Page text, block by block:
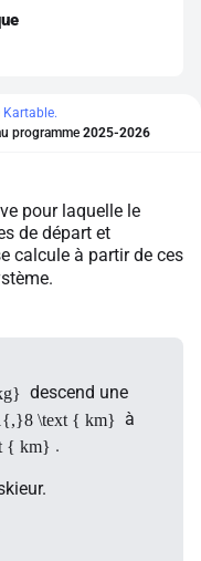
Kartable.
programme 2025-2026
pour laquelle le
de départ et
calcule à partir de ces
descend une
\text { km} à
{ km} .